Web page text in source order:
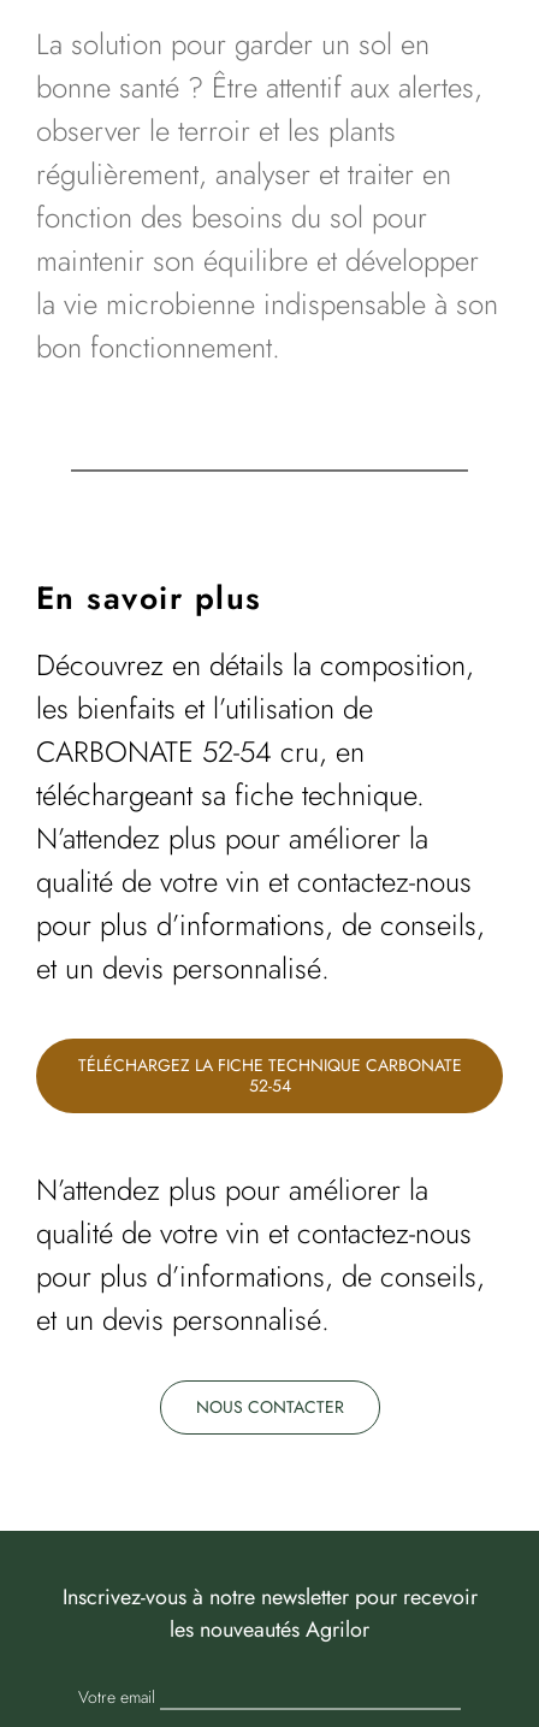
La solution pour garder un sol en
bonne santé ? Être attentif aux alertes,
observer le terroir et les plants
régulièrement, analyser et traiter en
fonction des besoins du sol pour
maintenir son équilibre et développer
la vie microbienne indispensable à son
bon fonctionnement.
En savoir plus
Découvrez en détails la composition,
les bienfaits et l’utilisation de
CARBONATE 52-54 cru, en
téléchargeant sa fiche technique.
N’attendez plus pour améliorer la
qualité de votre vin et contactez-nous
pour plus d’informations, de conseils,
et un devis personnalisé.
TÉLÉCHARGEZ LA FICHE TECHNIQUE CARBONATE
52-54
N’attendez plus pour améliorer la
qualité de votre vin et contactez-nous
pour plus d’informations, de conseils,
et un devis personnalisé.
NOUS CONTACTER
Inscrivez-vous à notre newsletter pour recevoir
les nouveautés Agrilor
Votre email